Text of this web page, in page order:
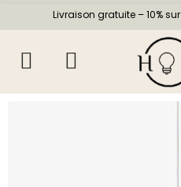
Livraison gratuite – 10%